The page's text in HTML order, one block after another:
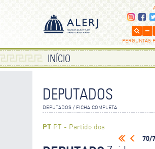
PERGUNTAS
INÍCIO
DEPUTADOS
DEPUTADOS / FICHA COMPLETA
70/
PT PT - Partido dos